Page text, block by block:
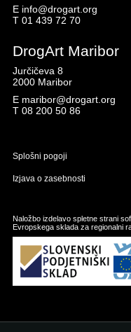
E info@drogart.org
T 01 439 72 70
DrogArt Maribor
Jurčičeva 8
2000 Maribor
E maribor@drogart.org
T 08 200 50 86
Splošni pogoji
Izjava o zasebnosti
Naložbo izdelavo spletne strani
Evropskega sklada za regionalni